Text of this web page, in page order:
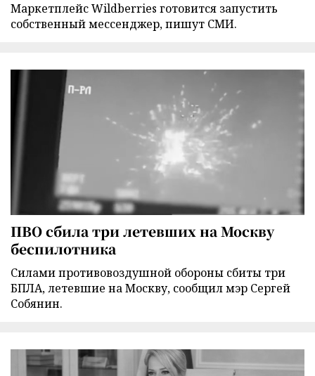
Маркетплейс Wildberries готовится запустить
собственный мессенджер, пишут СМИ.
ПВО сбила три летевших на Москву
беспилотника
Силами противовоздушной обороны сбиты три
БПЛА, летевшие на Москву, сообщил мэр Сергей
Собянин.